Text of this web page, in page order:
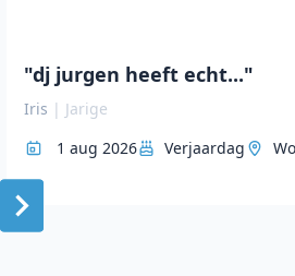
"dj jurgen heeft echt..."
Iris | Jarige
1 aug 2026
Verjaardag
Item